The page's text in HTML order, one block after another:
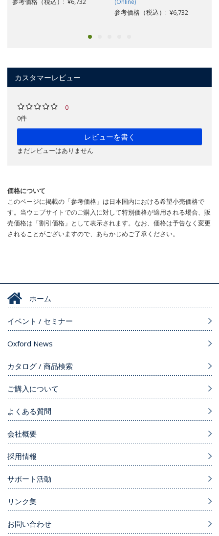
(Online)
参考価格（税込）: ¥6,732
カスタマーレビュー
0
0件
レビューを書く
まだレビューはありません
価格について
このページに掲載の「参考価格」は日本国内における希望小売価格で
す。当ウェブサイトでのご購入に対して特別価格が適用される場合、販
売価格は「割引価格」として表示されます。なお、価格は予告なく変更
されることがございますので、あらかじめご了承ください。
ホーム
イベント / セミナー
Oxford News
カタログ / 商品検索
ご購入について
よくある質問
会社概要
採用情報
サポート活動
リンク集
お問い合わせ